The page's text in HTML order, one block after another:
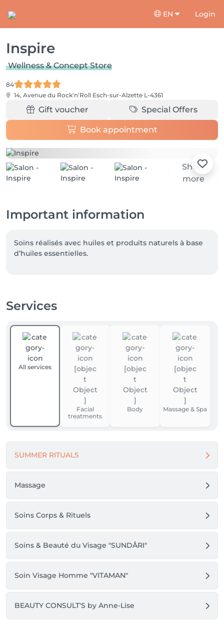
EN Login
Inspire
Wellness & Concept Store
84
14, Avenue du Rock'n'Roll Esch-sur-Alzette L-4361
Gift voucher Special Offers
Book appointment
Show
more
Important information
Soins réalisés avec huiles et produits naturels à base
d’huiles essentielles.
Services
All services
Facial
treatments
Body Massage & Spa
SUMMER RITUALS
Massage
Soins Corps & Rituels
Soins & Beauté du Visage "SUNDÂRI"
Soin Visage Homme "VITAMAN"
BEAUTY CONSULT'S by Anne-Lise